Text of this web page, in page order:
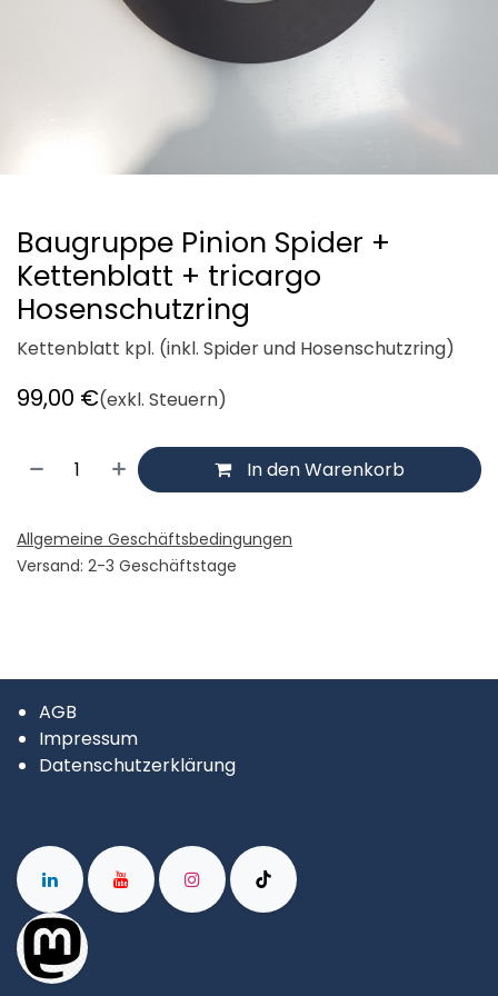
Baugruppe Pinion Spider +
Kettenblatt + tricargo
Hosenschutzring
Kettenblatt kpl. (inkl. Spider und Hosenschutzring)
99,00 €(exkl. Steuern)
In den Warenkorb
Allgemeine Geschäftsbedingungen
Versand: 2-3 Geschäftstage
AGB
Impressum
Datenschutzerklärung